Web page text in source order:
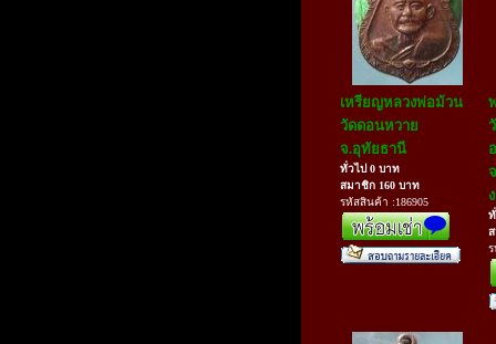
เหรียญหลวงพ่อม้วน
วัดดอนหวาย
จ.อุทัยธานี
ทั่วไป 0 บาท
สมาชิก 160 บาท
รหัสสินค้า :186905